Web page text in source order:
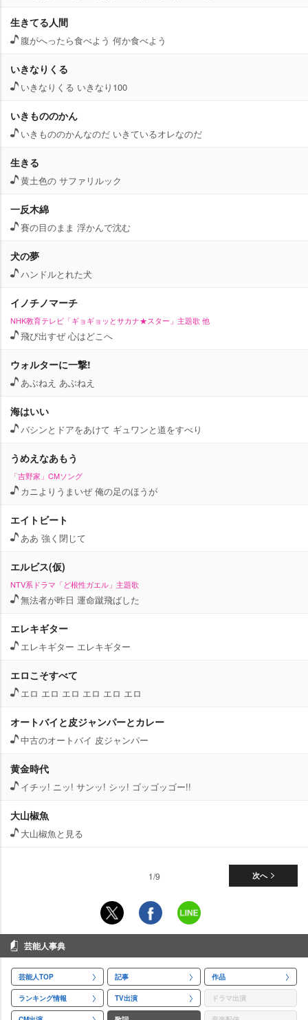
生きてる人間
腹がへったら食べよう 何か食べよう
いきなりくる
いきなりくる いきなり100
いきもののかん
いきもののかんなのだ いきているオレなのだ
生きる
黄土色の サファリルック
一反木綿
賽の目のまま 浮かんで沈む
犬の夢
ハンドルとれた犬
イノチノマーチ
NHK教育テレビ「ギョギョッとサカナ★スター」主題歌 他
飛び出すぜ 心はどこへ
ウォルターに一撃!
あぶねえ あぶねえ
海はいい
バシンとドアをあけて ギュワンと道をすべり
うめえなあもう
「吉野家」CMソング
カニよりうまいぜ 俺の足のほうが
エイトビート
ああ 強く閉じて
エルビス(仮)
NTV系ドラマ「ど根性ガエル」主題歌
無法者が昨日 運命蹴飛ばした
エレキギター
エレキギター エレキギター
エロこそすべて
エロ エロ エロ エロ エロ エロ
オートバイと皮ジャンパーとカレー
中古のオートバイ 皮ジャンパー
黄金時代
イチッ! ニッ! サンッ! シッ! ゴッゴッゴー!!
大山椒魚
大山椒魚と見る
次へ
1/9
芸能人事典
芸能人TOP 記事 作品
ランキング情報 TV出演 ドラマ出演